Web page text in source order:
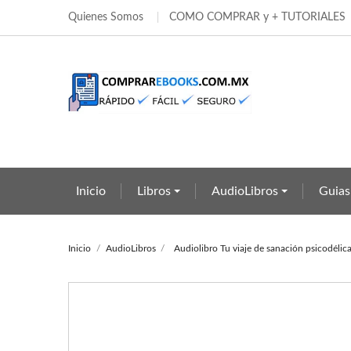
Quienes Somos COMO COMPRAR y + TUTORIALES
Inicio Libros AudioLibros
Inicio AudioLibros Audiolibro Tu viaje de sanación